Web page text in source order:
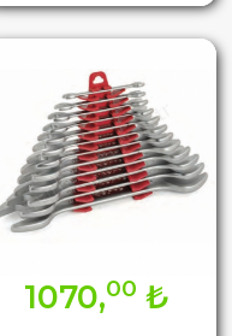
1070,00 ₺